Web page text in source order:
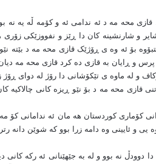
محه مه د ئه ندامی ئه و کۆمه ڵه یه نه
و شارنشینه کان دا ڕێز و نفووزێکی
بۆ ئه وه ی ڕۆژێک قازی محه مه د بێته
و ڕایان به قازی ده کرد قازی محه مه
و له ماوه ی تێکۆشانی دا رۆژ له دوای
قازی محه مه د بۆ نێو ڕیزه کانی
کۆماری کوردستان هه مان ئه ندامانی
یی و ئایینی وه دامه زرا بوو که شوێن دانه
دوودڵ نه بوو و له به جێهێنانی ئه رکه